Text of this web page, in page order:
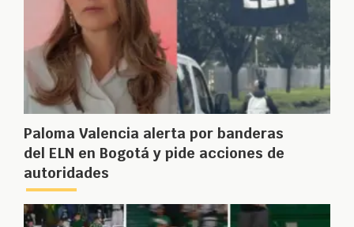
Paloma Valencia alerta por banderas
del ELN en Bogotá y pide acciones de
autoridades